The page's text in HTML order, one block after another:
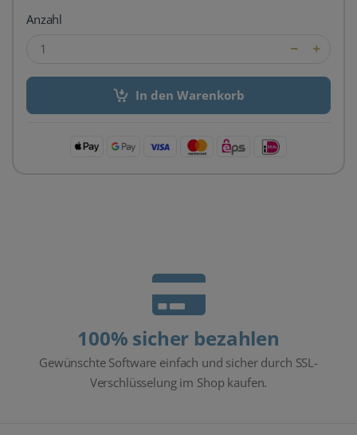
Anzahl
In den Warenkorb
100% sicher bezahlen
Gewünschte Software einfach und sicher durch SSL-
Verschlüsselung im Shop kaufen.